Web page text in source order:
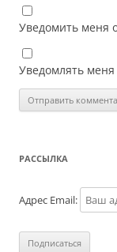
Уведомить меня
Уведомлять
РАССЫЛКА
Адрес Email: